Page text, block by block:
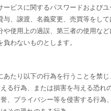
ービスに関するパスワードおよび
与、譲渡、名義変更、売買等をし
や使用上の過誤、第三者の使用な
わないものとします。
たり以下の行為を行うことを禁じ
る行為、または損害を与える恐れ
、プライバシー等を侵害する行為